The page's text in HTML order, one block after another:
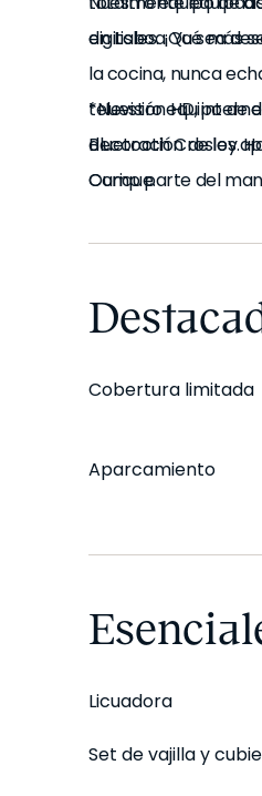
digitales. ¡Qué más
en Lisboa. Ya sea
la cocina, nunca
televisión HD,
Bluetooth Crosley.
Ourique.
*Nuestro equipo de
decoración de los
Como parte del
fotos y el que
Cobertura limitada
Aparcamiento
Licuadora
Set de vajilla y